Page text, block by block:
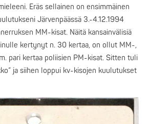
Eräs sellainen on ensimmäinen
Järvenpäässä 3.-4.12.1994
MM-kisat. Näitä kansainvälisiä
kertynyt n. 30 kertaa, on ollut MM-,
pari kertaa poliisien PM-kisat. Sitten tuli
ja siihen loppui kv-kisojen kuulutukset